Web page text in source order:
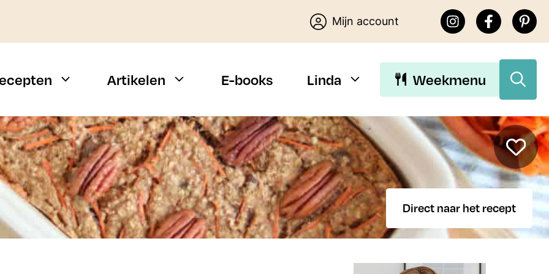
Mijn account
Weekmenu
Snelle recepten
Campingrecepten
BBQ recepten
Vis
Vlees
Vegetarisch
Alle types
Download Linda’s E-
books
Download de gratis E-books van
kiezen uit 15 makkelijke recepten
Artikelen E-books Linda Weekmenu
Direct naar het recept